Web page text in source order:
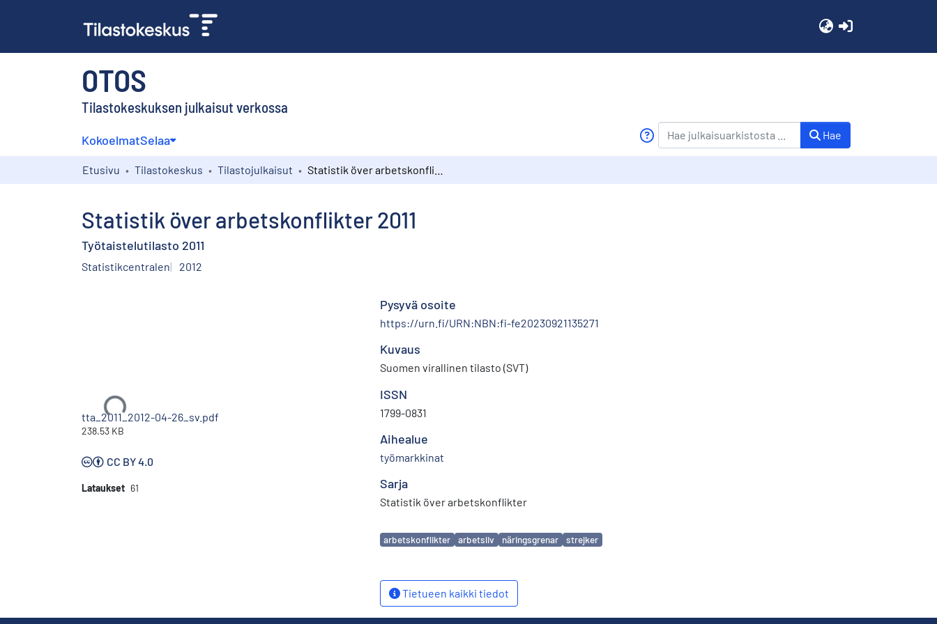
OTOS
Tilastokeskuksen julkaisut verkossa
KokoelmatSelaa Hae
Etusivu Tilastokeskus Tilastojulkaisut
Statistik över arbetskonflikter 2011
Työtaistelutilasto 2011
Statistikcentralen 2012
Ladataan...
tta_2011_2012-04-26_sv.pdf
238.53 KB
CC BY 4.0
Lataukset 61
Pysyvä osoite
https://urn.fi/URN:NBN:fi-fe20230921135271
Kuvaus
Suomen virallinen tilasto (SVT)
ISSN
1799-0831
Aihealue
työmarkkinat
Sarja
Statistik över arbetskonflikter
Avainsanat
arbetskonflikter arbetsliv näringsgrenar strejker
Tietueen kaikki tiedot